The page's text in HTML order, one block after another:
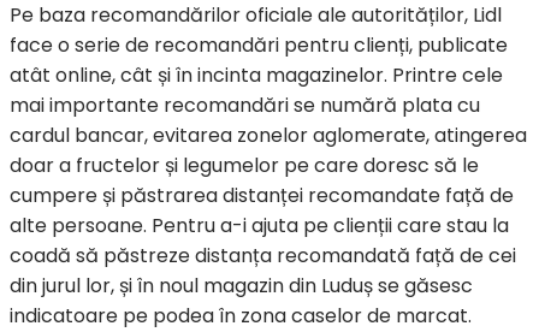
Pe baza recomandărilor oficiale ale autorităților, Lidl
face o serie de recomandări pentru clienți, publicate
atât online, cât și în incinta magazinelor. Printre cele
mai importante recomandări se numără plata cu
cardul bancar, evitarea zonelor aglomerate, atingerea
doar a fructelor și legumelor pe care doresc să le
cumpere și păstrarea distanței recomandate față de
alte persoane. Pentru a-i ajuta pe clienții care stau la
coadă să păstreze distanța recomandată față de cei
din jurul lor, și în noul magazin din Luduș se găsesc
indicatoare pe podea în zona caselor de marcat.